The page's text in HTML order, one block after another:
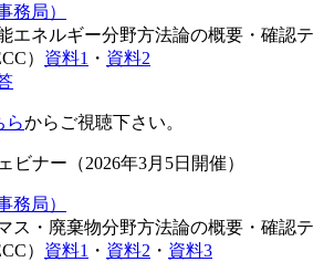
務局）
エネルギー分野方法論の概要・確認テ
） 資料1 ・ 資料2
らからご視聴下さい。
ビナー（2026年3月5日開催）
務局）
ス・廃棄物分野方法論の概要・確認テ
） 資料1 ・ 資料2 ・ 資料3